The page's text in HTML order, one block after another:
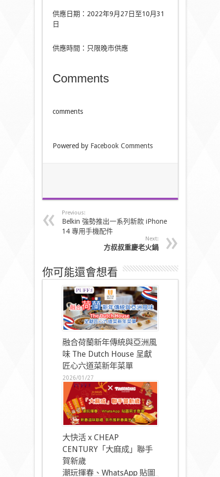
供應日期：2022年9月27日至10月31
日
供應時間：只限晚市供應
Comments
comments
Powered by Facebook Comments
Previous:
Belkin 強勢推出一系列新款 iPhone
14 專用手機配件
Next:
方叔叔重慶老火鍋
你可能還會想看
融合荷蘭新年傳統與亞洲風
味 The Dutch House 呈獻
匠心六道菜新年菜單
2026/01/27
大快活 x CHEAP
CENTURY「大麻成」聯手
賀新歲
潮玩揮春、WhatsApp 貼圖